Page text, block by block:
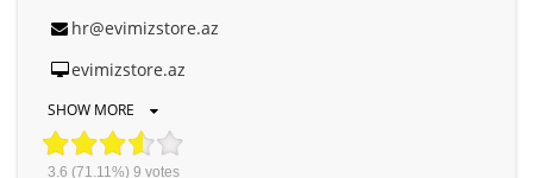
hr@evimizstore.az
evimizstore.az
SHOW MORE
3.6 (71.11%) 9 votes